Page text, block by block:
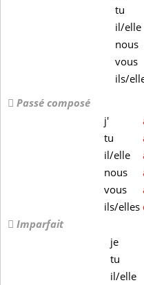
tu
il/elle
nous
vous
ils/
Passé composé
j'
tu
il/elle
nous
vous
ils/elles
Imparfait
je
tu
il/elle